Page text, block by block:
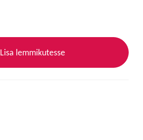
Lisa lemmikutesse